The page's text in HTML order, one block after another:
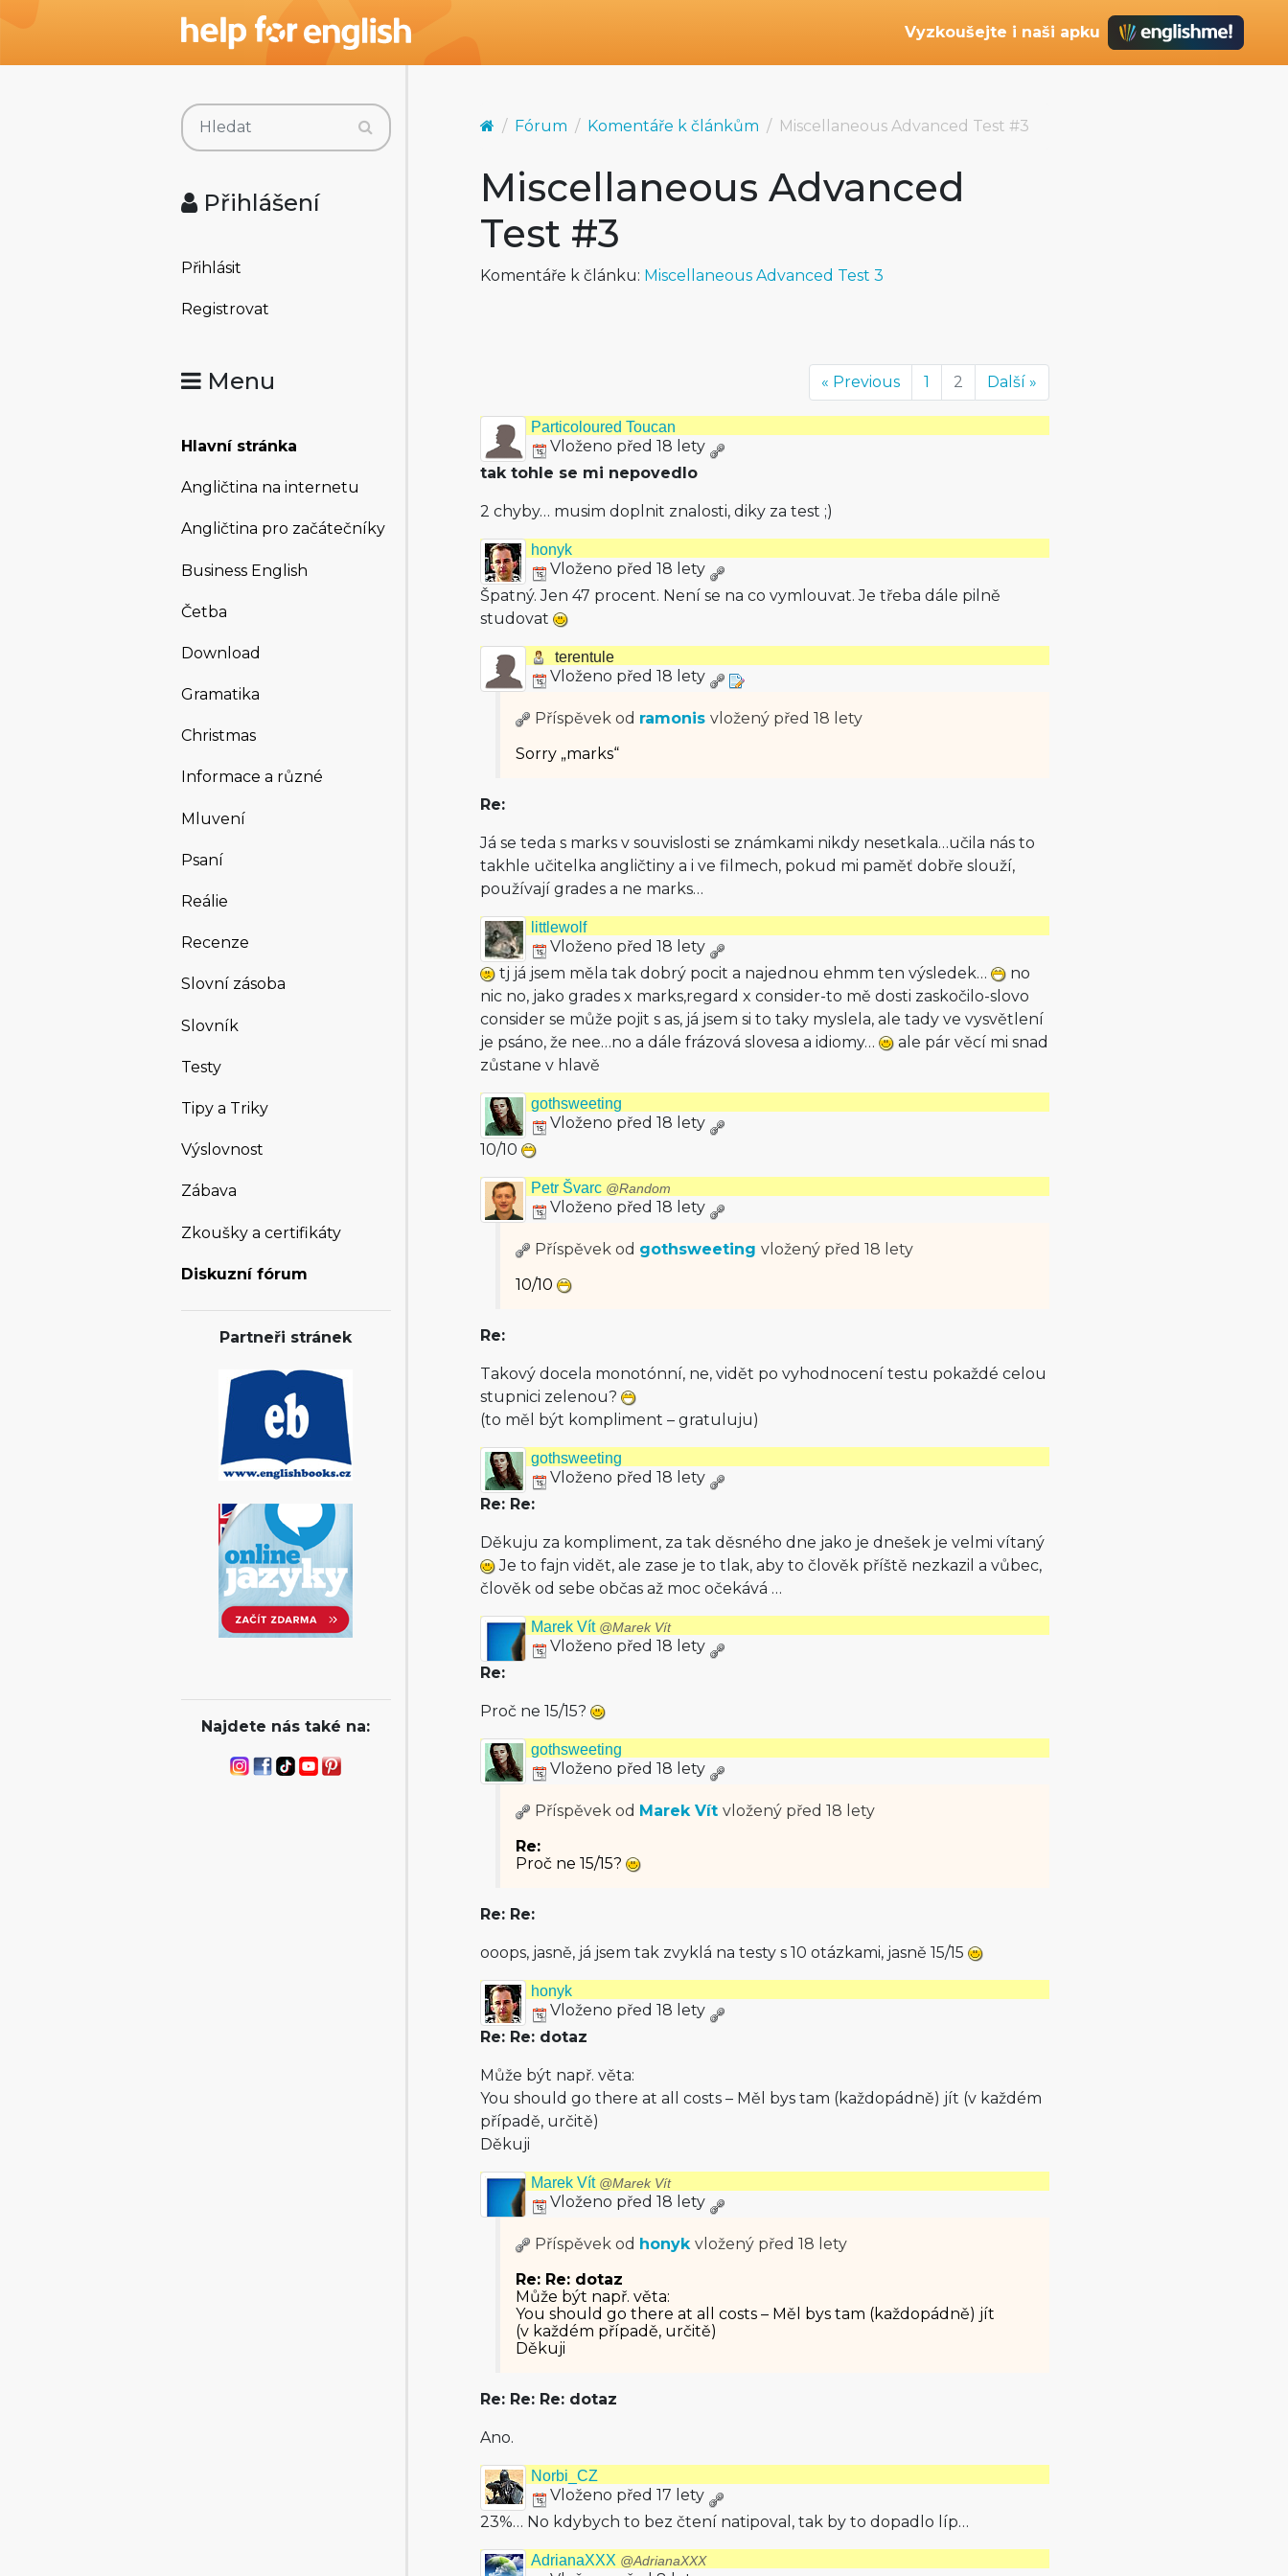
Vyzkoušejte i naši apku
Přihlášení
Přihlásit
Registrovat
Menu
Hlavní stránka
Angličtina na internetu
Angličtina pro začátečníky
Business English
Četba
Download
Gramatika
Christmas
Informace a různé
Mluvení
Psaní
Reálie
Recenze
Slovní zásoba
Slovník
Testy
Tipy a Triky
Výslovnost
Zábava
Zkoušky a certifikáty
Diskuzní fórum
Partneři stránek
Najdete nás také na:
Fórum Komentáře k článkům Miscellaneous Advanced Test #3
Miscellaneous Advanced
Test #3
Komentáře k článku: Miscellaneous Advanced Test 3
« Previous 1 2 Další »
Particoloured Toucan
Vloženo před 18 lety
tak tohle se mi nepovedlo
2 chyby… musim doplnit znalosti, diky za test ;)
honyk
Vloženo před 18 lety
Špatný. Jen 47 procent. Není se na co vymlouvat. Je třeba dále pilně
studovat
terentule
Vloženo před 18 lety
Příspěvek od ramonis vložený před 18 lety
Sorry „marks“
Re:
Já se teda s marks v souvislosti se známkami nikdy nesetkala…učila nás to
takhle učitelka angličtiny a i ve filmech, pokud mi paměť dobře slouží,
používají grades a ne marks…
littlewolf
Vloženo před 18 lety
tj já jsem měla tak dobrý pocit a najednou ehmm ten výsledek…
no
nic no, jako grades x marks,regard x consider-to mě dosti zaskočilo-slovo
consider se může pojit s as, já jsem si to taky myslela, ale tady ve vysvětlení
je psáno, že nee…no a dále frázová slovesa a idiomy…
ale pár věcí mi snad
zůstane v hlavě
gothsweeting
Vloženo před 18 lety
10/10
Petr Švarc @Random
Vloženo před 18 lety
Příspěvek od gothsweeting vložený před 18 lety
10/10
Re:
Takový docela monotónní, ne, vidět po vyhodnocení testu pokaždé celou
stupnici zelenou?
(to měl být kompliment – gratuluju)
gothsweeting
Vloženo před 18 lety
Re: Re:
Děkuju za kompliment, za tak děsného dne jako je dnešek je velmi vítaný
Je to fajn vidět, ale zase je to tlak, aby to člověk příště nezkazil a vůbec,
člověk od sebe občas až moc očekává …
Marek Vít @Marek Vít
Vloženo před 18 lety
Re:
Proč ne 15/15?
gothsweeting
Vloženo před 18 lety
Příspěvek od Marek Vít vložený před 18 lety
Re:
Proč ne 15/15?
Re: Re:
ooops, jasně, já jsem tak zvyklá na testy s 10 otázkami, jasně 15/15
honyk
Vloženo před 18 lety
Re: Re: dotaz
Může být např. věta:
You should go there at all costs – Měl bys tam (každopádně) jít (v každém
případě, určitě)
Děkuji
Marek Vít @Marek Vít
Vloženo před 18 lety
Příspěvek od honyk vložený před 18 lety
Re: Re: dotaz
Může být např. věta:
You should go there at all costs – Měl bys tam (každopádně) jít
(v každém případě, určitě)
Děkuji
Re: Re: Re: dotaz
Ano.
Norbi_CZ
Vloženo před 17 lety
23%… No kdybych to bez čtení natipoval, tak by to dopadlo líp…
AdrianaXXX @AdrianaXXX